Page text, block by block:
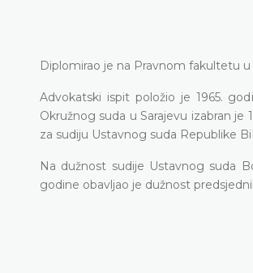
Diplomirao је na Pravnom fakultetu u
Advokatski ispit položio је 1965.
Okružnog suda u Sarajevu izabran je
za sudiju Ustavnog suda Republike
Na dužnost sudije Ustavnog suda
godine obavljao je dužnost